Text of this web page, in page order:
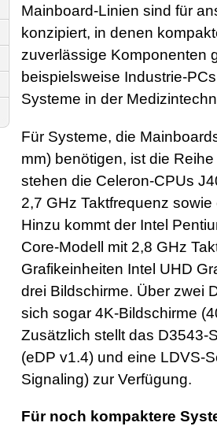
Mainboard-Linien sind für
konzipiert, in denen
zuverlässige Komponenten
beispielsweise Industrie-
Systeme in der
Für Systeme, die
mm) benötigen, ist die
stehen die Celeron-CPUs
2,7 GHz Taktfrequenz
Hinzu kommt der Intel
Core-Modell mit 2,8 GHz
Grafikeinheiten Intel UHD
drei Bildschirme. Über zwei
sich sogar 4K-Bildschirme
Zusätzlich stellt das D3543-
(eDP v1.4) und eine LDVS-
Signaling) zur Verfügung.
Für noch kompaktere